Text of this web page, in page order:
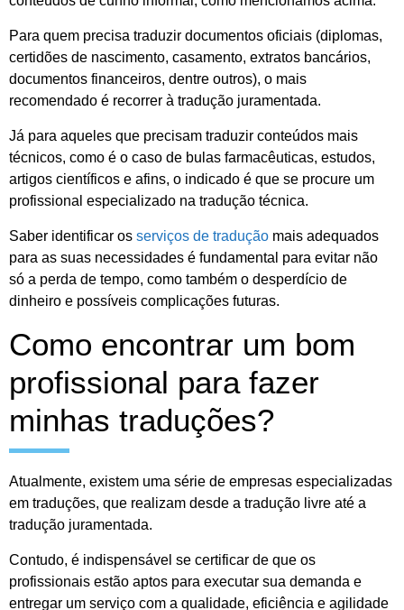
Para quem precisa traduzir documentos oficiais (diplomas,
certidões de nascimento, casamento, extratos bancários,
documentos financeiros, dentre outros), o mais
recomendado é recorrer à tradução juramentada.
Já para aqueles que precisam traduzir conteúdos mais
técnicos, como é o caso de bulas farmacêuticas, estudos,
artigos científicos e afins, o indicado é que se procure um
profissional especializado na tradução técnica.
Saber identificar os serviços de tradução mais adequados
para as suas necessidades é fundamental para evitar não
só a perda de tempo, como também o desperdício de
dinheiro e possíveis complicações futuras.
Como encontrar um bom
profissional para fazer
minhas traduções?
Atualmente, existem uma série de empresas especializadas
em traduções, que realizam desde a tradução livre até a
tradução juramentada.
Contudo, é indispensável se certificar de que os
profissionais estão aptos para executar sua demanda e
entregar um serviço com a qualidade, eficiência e agilidade